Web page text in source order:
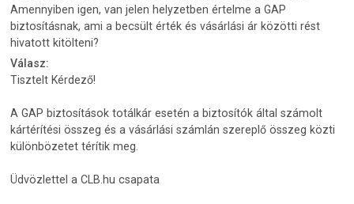
Amennyiben igen, van jelen helyzetben értelme a GAP
biztosításnak, ami a becsült érték és vásárlási ár közötti rést
hivatott kitölteni?
Válasz:
Tisztelt Kérdező!
A GAP biztosítások totálkár esetén a biztosítók által számolt
kártérítési összeg és a vásárlási számlán szereplő összeg közti
különbözetet térítik meg.
Üdvözlettel a CLB.hu csapata